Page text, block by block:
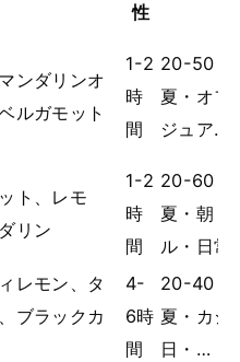
性
ンダリンオ
ルガモット
1-2
時
間
20-50 代
夏・オフ
ジュア…
ト、レモ
リン
1-2
時
間
20-60 代
夏・朝・
ル・日常
レモン、タ
ブラックカ
4-
6時
間
20-40 代
夏・カジ
日・…